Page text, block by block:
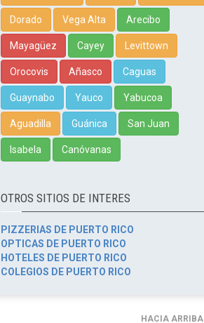
Dorado Vega Alta Arecibo
Mayagüez Cayey Levittown
Orocovis Añasco Caguas
Guaynabo Yauco Yabucoa
Aguadilla Guánica San Juan
Isabela Canóvanas
OTROS SITIOS DE INTERES
PIZZERIAS DE PUERTO RICO
OPTICAS DE PUERTO RICO
HOTELES DE PUERTO RICO
COLEGIOS DE PUERTO RICO
HACIA ARRIBA